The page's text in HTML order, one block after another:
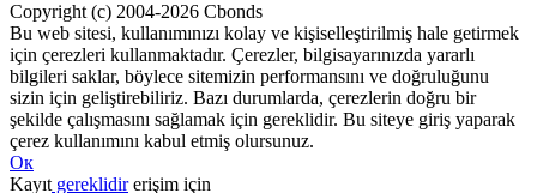
Copyright (c) 2004-2026 Cbonds
Bu web sitesi, kullanımınızı kolay ve kişiselleştirilmiş hale getirmek
için çerezleri kullanmaktadır. Çerezler, bilgisayarınızda yararlı
bilgileri saklar, böylece sitemizin performansını ve doğruluğunu
sizin için geliştirebiliriz. Bazı durumlarda, çerezlerin doğru bir
şekilde çalışmasını sağlamak için gereklidir. Bu siteye giriş yaparak
çerez kullanımını kabul etmiş olursunuz.
Ок
Kayıt gereklidirerişim için